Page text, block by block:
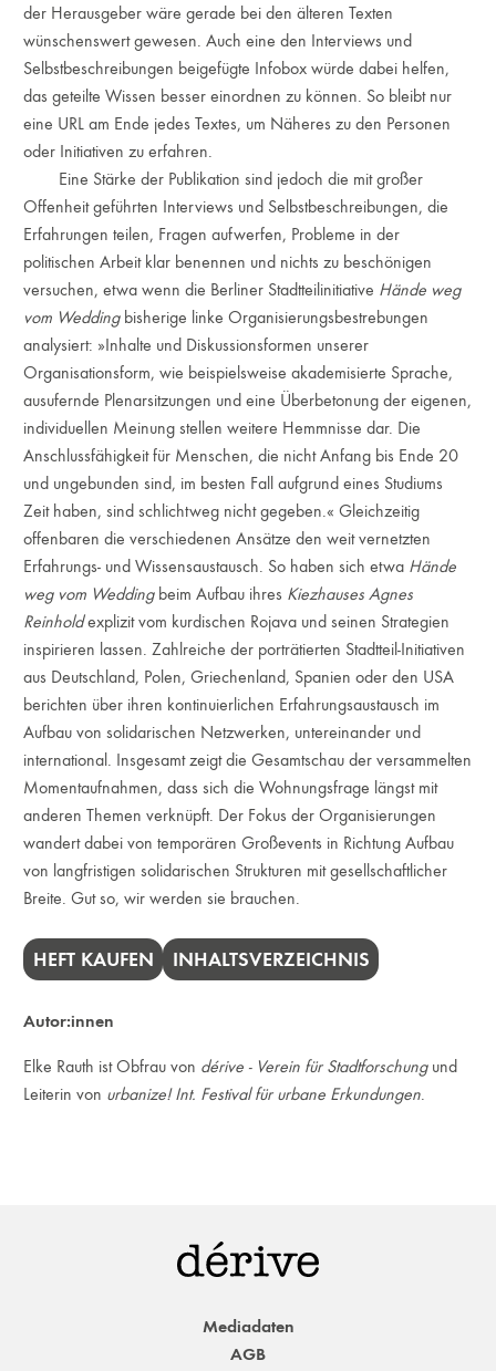
der Herausgeber wäre gerade bei den älteren Texten
wünschenswert gewesen. Auch eine den Interviews und
Selbstbeschreibungen beigefügte Infobox würde dabei helfen,
das geteilte Wissen besser einordnen zu können. So bleibt nur
eine URL am Ende jedes Textes, um Näheres zu den Personen
oder Initiativen zu erfahren.
Eine Stärke der Publikation sind jedoch die mit großer
Offenheit geführten Interviews und Selbstbeschreibungen, die
Erfahrungen teilen, Fragen aufwerfen, Probleme in der
politischen Arbeit klar benennen und nichts zu beschönigen
versuchen, etwa wenn die Berliner Stadtteilinitiative Hände weg
vom Weddingbisherige linke Organisierungsbestrebungen
analysiert: »Inhalte und Diskussionsformen unserer
Organisationsform, wie beispielsweise akademisierte Sprache,
ausufernde Plenarsitzungen und eine Überbetonung der eigenen,
individuellen Meinung stellen weitere Hemmnisse dar. Die
Anschlussfähigkeit für Menschen, die nicht Anfang bis Ende 20
und ungebunden sind, im besten Fall aufgrund eines Studiums
Zeit haben, sind schlichtweg nicht gegeben.« Gleichzeitig
offenbaren die verschiedenen Ansätze den weit vernetzten
Erfahrungs- und Wissensaustausch. So haben sich etwa Hände
weg vom Weddingbeim Aufbau ihres Kiezhauses Agnes
Reinholdexplizit vom kurdischen Rojava und seinen Strategien
inspirieren lassen. Zahlreiche der porträtierten Stadtteil-Initiativen
aus Deutschland, Polen, Griechenland, Spanien oder den USA
berichten über ihren kontinuierlichen Erfahrungsaustausch im
Aufbau von solidarischen Netzwerken, untereinander und
international. Insgesamt zeigt die Gesamtschau der versammelten
Momentaufnahmen, dass sich die Wohnungsfrage längst mit
anderen Themen verknüpft. Der Fokus der Organisierungen
wandert dabei von temporären Großevents in Richtung Aufbau
von langfristigen solidarischen Strukturen mit gesellschaftlicher
Breite. Gut so, wir werden sie brauchen.
HEFT KAUFEN INHALTSVERZEICHNIS
Autor:innen
Elke Rauth ist Obfrau von dérive - Verein für Stadtforschungund
Leiterin von urbanize! Int. Festival für urbane Erkundungen
Mediadaten
AGB